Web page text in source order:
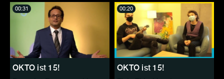
OKTO ist 15!
00:31
OKTO ist 15!
00:20